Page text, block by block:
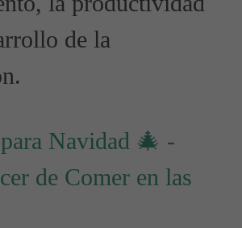
de la
Navidad 🎄 -
de Comer en las